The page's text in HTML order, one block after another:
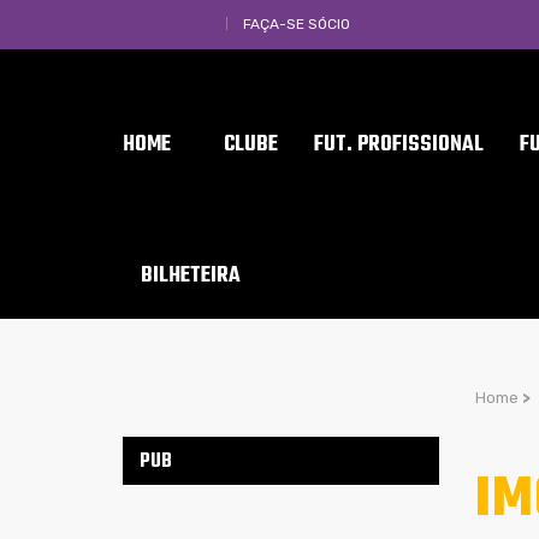
FAÇA-SE SÓCIO
HOME CLUBE FUT. PROFISSIONAL
BILHETEIRA
Home >
PUB